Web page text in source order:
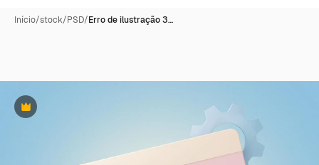
Início/stock/PSD/Erro de ilustração 3…
Premium